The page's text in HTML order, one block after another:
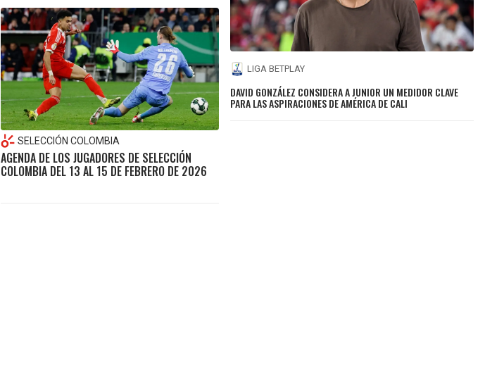
SELECCIÓN COLOMBIA
AGENDA DE LOS JUGADORES DE SELECCIÓN
COLOMBIA DEL 13 AL 15 DE FEBRERO DE 2026
LIGA BETPLAY
DAVID GONZÁLEZ CONSIDERA A JUNIOR UN MEDIDOR CLAVE
PARA LAS ASPIRACIONES DE AMÉRICA DE CALI